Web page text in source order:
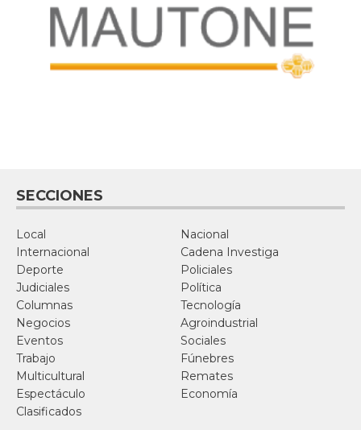
SECCIONES
Local
Nacional
Internacional
Cadena Investiga
Deporte
Policiales
Judiciales
Política
Columnas
Tecnología
Negocios
Agroindustrial
Eventos
Sociales
Trabajo
Fúnebres
Multicultural
Remates
Espectáculo
Economía
Clasificados